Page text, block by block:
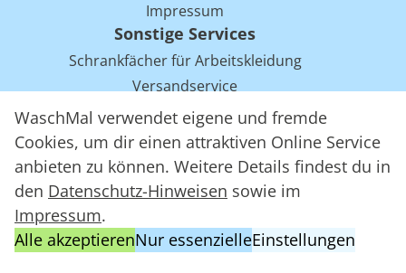
WaschMal verwendet eigene und fremde
Cookies, um dir einen attraktiven Online Service
anbieten zu können. Weitere Details findest du in
den Datenschutz-Hinweisen sowie im
Impressum.
Alle akzeptierenNur essenzielleEinstellungen
Impressum
Sonstige Services
Schrankfächer für Arbeitskleidung
Versandservice
Einsparpotentiale für Mietwäsche bei Arbeitskleidung
Arbeitskleidung Tracking mit RFID
WaschMal GmbH 2016 – 2026
Datenschutz
Allgemeine Geschäftsbedingungen